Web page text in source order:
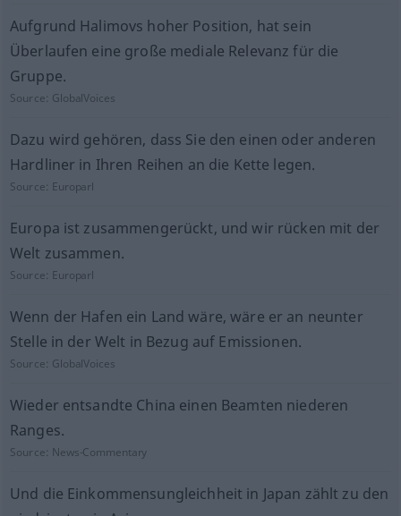
Aufgrund Halimovs hoher Position, hat sein
Überlaufen eine große mediale Relevanz für die
Gruppe.
Source: GlobalVoices
Dazu wird gehören, dass Sie den einen oder anderen
Hardliner in Ihren Reihen an die Kette legen.
Source: Europarl
Europa ist zusammengerückt, und wir rücken mit der
Welt zusammen.
Source: Europarl
Wenn der Hafen ein Land wäre, wäre er an neunter
Stelle in der Welt in Bezug auf Emissionen.
Source: GlobalVoices
Wieder entsandte China einen Beamten niederen
Ranges.
Source: News-Commentary
Und die Einkommensungleichheit in Japan zählt zu den